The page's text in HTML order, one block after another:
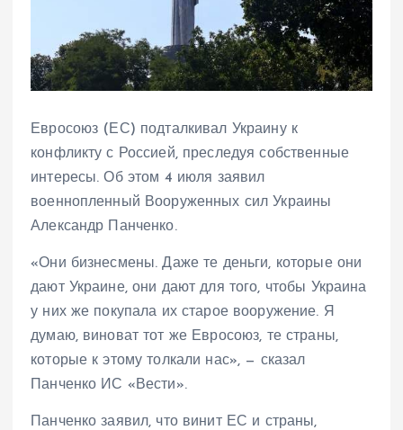
Евросоюз (ЕС) подталкивал Украину к
конфликту с Россией, преследуя собственные
интересы. Об этом 4 июля заявил
военнопленный Вооруженных сил Украины
Александр Панченко.
«Они бизнесмены. Даже те деньги, которые они
дают Украине, они дают для того, чтобы Украина
у них же покупала их старое вооружение. Я
думаю, виноват тот же Евросоюз, те страны,
которые к этому толкали нас», — сказал
Панченко ИС «Вести».
Панченко заявил, что винит ЕС и страны,